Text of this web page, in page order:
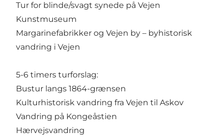
Tur for blinde/svagt synede på Vejen
Kunstmuseum
Margarinefabrikker og Vejen by – byhistorisk
vandring i Vejen
5-6 timers turforslag:
Bustur langs 1864-grænsen
Kulturhistorisk vandring fra Vejen til Askov
Vandring på Kongeåstien
Hærvejsvandring